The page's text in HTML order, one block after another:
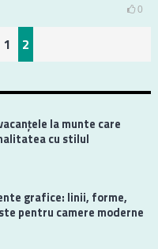
0
1 2
la munte care
cu stilul
grafice: linii, forme,
pentru camere moderne